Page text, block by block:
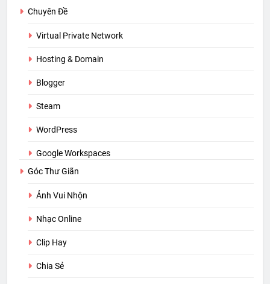
Chuyên Đề
Virtual Private Network
Hosting & Domain
Blogger
Steam
WordPress
Google Workspaces
Góc Thư Giãn
Ảnh Vui Nhộn
Nhạc Online
Clip Hay
Chia Sẻ